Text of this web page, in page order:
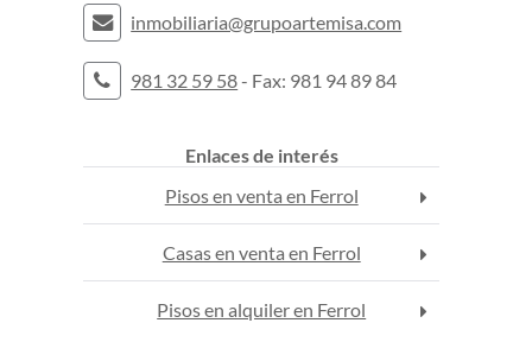
inmobiliaria@grupoartemisa.com
981 32 59 58- Fax: 981 94 89 84
Enlaces de interés
Pisos en venta en Ferrol
Casas en venta en Ferrol
Pisos en alquiler en Ferrol